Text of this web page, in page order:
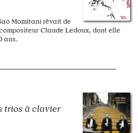
Momitani rêvait de
Claude Ledoux, dont elle
ans.
trios à clavier